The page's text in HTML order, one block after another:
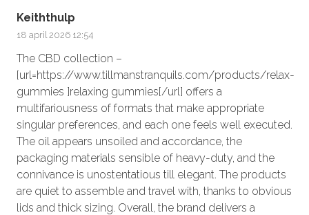
Keiththulp
18 april 2026 12:54
The CBD collection –
[url=https://www.tillmanstranquils.com/products/relax-
gummies ]relaxing gummies[/url] offers a
multifariousness of formats that make appropriate
singular preferences, and each one feels well executed.
The oil appears unsoiled and accordance, the
packaging materials sensible of heavy-duty, and the
connivance is unostentatious till elegant. The products
are quiet to assemble and travel with, thanks to obvious
lids and thick sizing. Overall, the brand delivers a